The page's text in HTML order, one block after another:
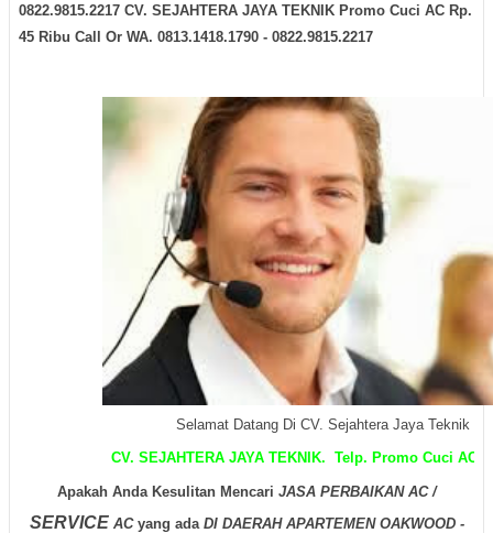
0822.9815.2217 CV. SEJAHTERA JAYA TEKNIK Promo Cuci AC Rp.
45 Ribu Call Or WA. 0813.1418.1790 - 0822.9815.2217
Selamat Datang Di CV. Sejahtera Jaya Teknik
CV. SEJAHTERA JAYA TEKNIK. Telp. Promo Cuci AC Rp. 45
Apakah Anda Kesulitan Mencari JASA PERBAIKAN AC /
SERVICEAC yang ada DI DAERAH APARTEMEN OAKWOOD -